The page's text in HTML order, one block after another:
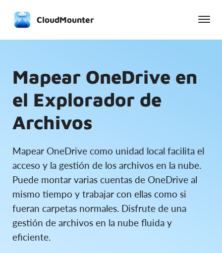
CloudMounter
Mapear OneDrive en
el Explorador de
Archivos
Mapear OneDrive como unidad local facilita el
acceso y la gestión de los archivos en la nube.
Puede montar varias cuentas de OneDrive al
mismo tiempo y trabajar con ellas como si
fueran carpetas normales. Disfrute de una
gestión de archivos en la nube fluida y
eficiente.